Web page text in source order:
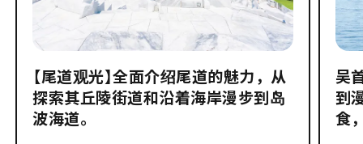
【尾道观光】全面介绍尾道的魅力，从
探索其丘陵街道和沿着海岸漫步到岛
波海道。
吴
到
食